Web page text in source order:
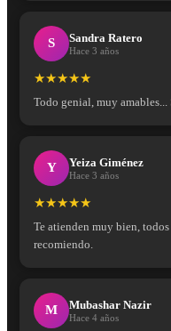
S Sandra Ratero
Hace 3 años
★★★★★
Todo genial, muy
Y Yeiza Giménez
Hace 3 años
★★★★★
Te atienden muy bien,
recomiendo.
M Mubashar Nazir
Hace 4 años